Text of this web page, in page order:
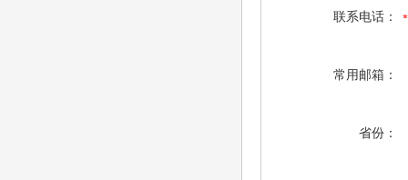
联系电话：
常用邮箱：
省份：